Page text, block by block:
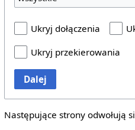
Ukryj dołączenia
Ukryj przekierowania
Dalej
Następujące strony odwołują